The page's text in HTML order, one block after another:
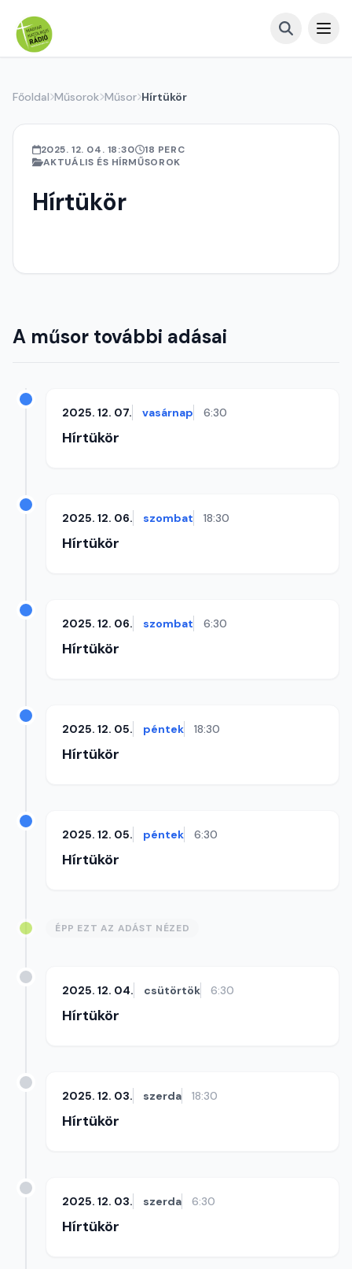
Főoldal Műsorok Műsor Hírtükör
2025. 12. 04. 18:30
18 PERC
AKTUÁLIS ÉS HÍRMŰSOROK
Hírtükör
A műsor további adásai
2025. 12. 07. vasárnap 6:30
Hírtükör
2025. 12. 06. szombat 18:30
Hírtükör
2025. 12. 06. szombat 6:30
Hírtükör
2025. 12. 05. péntek 18:30
Hírtükör
2025. 12. 05. péntek 6:30
Hírtükör
ÉPP EZT AZ ADÁST NÉZED
2025. 12. 04. csütörtök 6:30
Hírtükör
2025. 12. 03. szerda 18:30
Hírtükör
2025. 12. 03. szerda 6:30
Hírtükör